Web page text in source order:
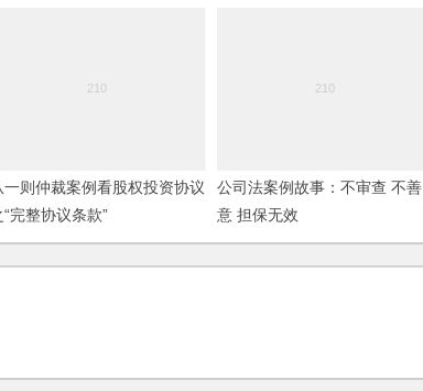
一则仲裁案例看股权投资协议
“完整协议条款”
公司法案例故事：不审查 不善
意 担保无效